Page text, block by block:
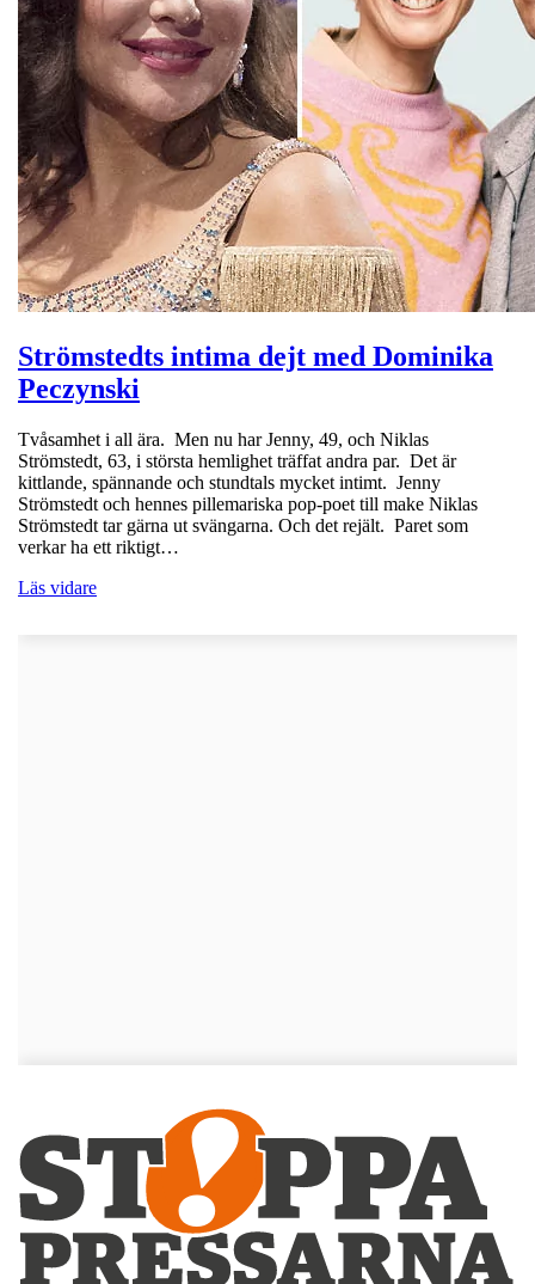
Strömstedts intima dejt med Dominika
Peczynski
Tvåsamhet i all ära. Men nu har Jenny, 49, och Niklas
Strömstedt, 63, i största hemlighet träffat andra par. Det är
kittlande, spännande och stundtals mycket intimt. Jenny
Strömstedt och hennes pillemariska pop-poet till make Niklas
Strömstedt tar gärna ut svängarna. Och det rejält. Paret som
verkar ha ett riktigt…
Läs vidare